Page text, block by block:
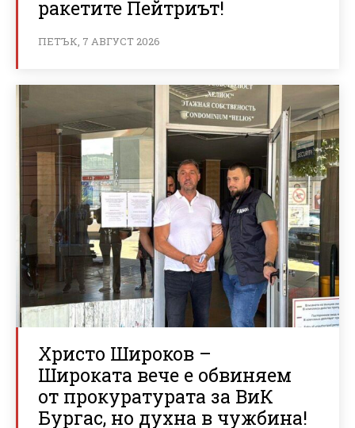
ракетите Пейтриът!
ПЕТЪК, 7 АВГУСТ 2026
Христо Широков –
Широката вече е обвиняем
от прокуратурата за ВиК
Бургас, но духна в чужбина!